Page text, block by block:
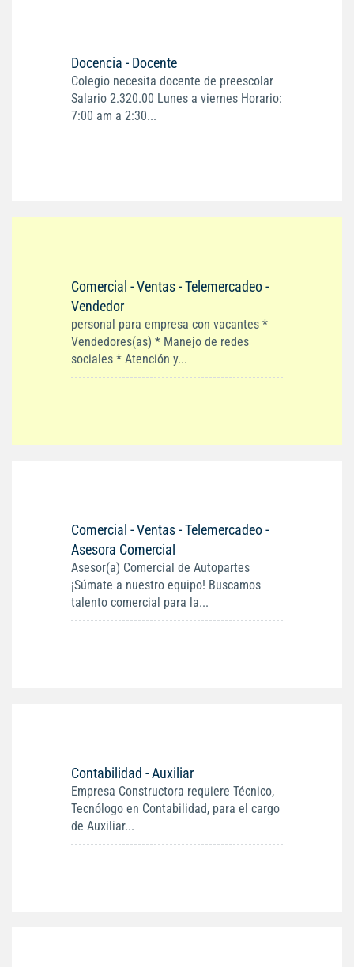
Docencia - Docente
Colegio necesita docente de preescolar
Salario 2.320.00 Lunes a viernes Horario:
7:00 am a 2:30...
Comercial - Ventas - Telemercadeo -
Vendedor
personal para empresa con vacantes *
Vendedores(as) * Manejo de redes
sociales * Atención y...
Comercial - Ventas - Telemercadeo -
Asesora Comercial
Asesor(a) Comercial de Autopartes
¡Súmate a nuestro equipo! Buscamos
talento comercial para la...
Contabilidad - Auxiliar
Empresa Constructora requiere Técnico,
Tecnólogo en Contabilidad, para el cargo
de Auxiliar...